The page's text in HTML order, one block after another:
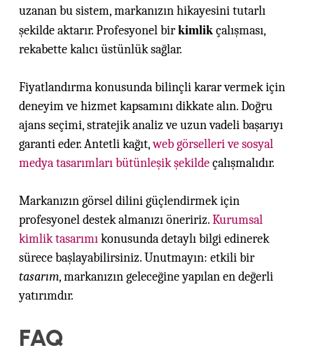
uzanan bu sistem, markanızın hikayesini tutarlı
şekilde aktarır. Profesyonel birkimlikçalışması,
rekabette kalıcı üstünlük sağlar.
Fiyatlandırma konusunda bilinçli karar vermek için
deneyim ve hizmet kapsamını dikkate alın. Doğru
ajans seçimi, stratejik analiz ve uzun vadeli başarıyı
garanti eder. Antetli kağıt,web görselleri ve sosyal
medya tasarımları bütünleşik şekildeçalışmalıdır.
Markanızın görsel dilini güçlendirmek için
profesyonel destek almanızı öneririz.Kurumsal
kimlik tasarımıkonusunda detaylı bilgi edinerek
sürece başlayabilirsiniz. Unutmayın: etkili bir
tasarım, markanızın geleceğine yapılan en değerli
yatırımdır.
FAQ